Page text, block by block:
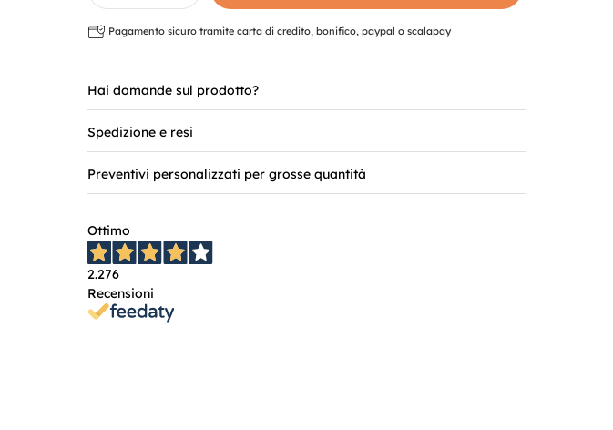
Pagamento sicuro tramite carta di credito, bonifico, paypal o scalapay
Hai domande sul prodotto?
Spedizione e resi
Preventivi personalizzati per grosse quantità
Ottimo
2.276
Recensioni